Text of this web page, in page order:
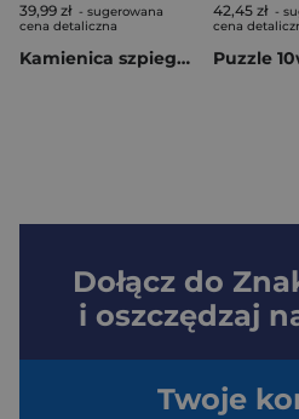
39,99 zł - sugerowana
cena detaliczna
Kamienica szpiegów. Zagadki na każdym piętrze
42,45 zł -
cena
Dołącz do
i oszczędzaj
Twoje